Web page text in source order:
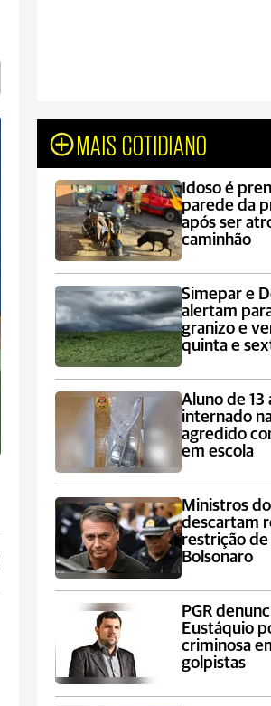
MAIS COTIDIANO
Idoso é
parede da
após ser
caminhão
Simepar e
alertam
granizo e
quinta e
Aluno de 13
internado
agredido
em escola
Ministros do
descartam
restrição de
Bolsonaro
PGR
Eustáquio
criminosa
golpistas